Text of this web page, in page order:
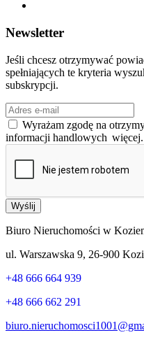
Newsletter
Jeśli chcesz otrzymywać
spełniających te kryteria
subskrypcji.
Wyrażam zgodę na
informacji handlowych
Wyślij
Biuro Nieruchomości w
ul. Warszawska 9, 26-900
+48 666 664 939
+48 666 662 291